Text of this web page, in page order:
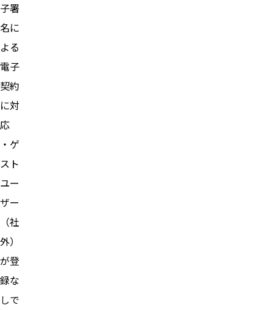
子署
名に
よる
電子
契約
に対
応
・ゲ
スト
ユー
ザー
（社
外）
が登
録な
しで